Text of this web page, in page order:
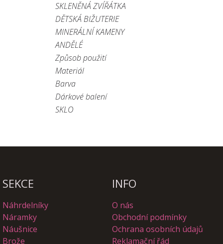
SKLENĚNÁ ZVÍŘÁTKA
DĚTSKÁ BIŽUTERIE
MINERÁLNÍ KAMENY
ANDĚLÉ
Způsob použití
Materiál
Barva
Dárkové balení
SKLO
SEKCE INFO
Náhrdelníky
Náramky
Náušnice
Brože
O nás
Obchodní podmínky
Ochrana osobních údajů
Reklamační řád